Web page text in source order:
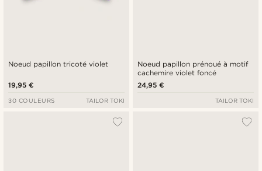
Noeud papillon tricoté violet
19,95 €
30 COULEURS TAILOR TOKI
Noeud papillon prénoué à motif
cachemire violet foncé
24,95 €
TAILOR TOKI